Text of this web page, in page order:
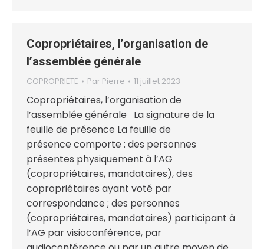
Copropriétaires, l’organisation de
l’assemblée générale
COPROPRIETE Par Pierre 11 juillet 2023
Copropriétaires, l’organisation de
l’assemblée générale La signature de la
feuille de présence La feuille de
présence comporte : des personnes
présentes physiquement à l’AG
(copropriétaires, mandataires), des
copropriétaires ayant voté par
correspondance ; des personnes
(copropriétaires, mandataires) participant à
l’AG par visioconférence, par